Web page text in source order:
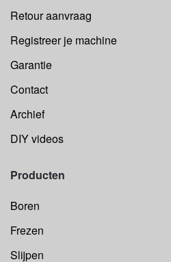
Retour aanvraag
Registreer je machine
Garantie
Contact
Archief
DIY videos
Producten
Boren
Frezen
Slijpen